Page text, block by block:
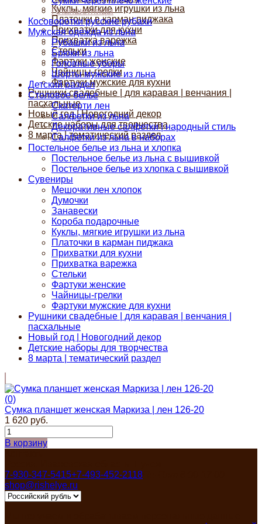
Куклы, мягкие игрушки из льна
Платочки в карман пиджака
Прихватки для кухни
Прихватка варежка
Стельки
Фартуки женские
Чайницы-грелки
Фартуки мужские для кухни
Рушники свадебные | для каравая | венчания |
пасхальные
Новый год | Новогодний декор
Детские наборы для творчества
8 марта | тематический раздел
Планшетницы
Косоворотки русские рубахи
Мужская одежда из льна
Рубашки из льна
Брюки из льна
Головные уборы
Шорты мужские из льна
Детский раздел
Столовое белье
Скатерти лен
Салфетки из льна
Декоративные салфетки | народный стиль
Салфетки из льна в наборах
Постельное белье из льна и хлопка
Постельное белье из льна с вышивкой
Постельное белье из хлопка с вышивкой
Сувениры
Мешочки лен хлопок
Думочки
Занавески
Короба подарочные
Куклы, мягкие игрушки из льна
Платочки в карман пиджака
Прихватки для кухни
Прихватка варежка
Стельки
Фартуки женские
Чайницы-грелки
Фартуки мужские для кухни
Рушники свадебные | для каравая | венчания |
пасхальные
Новый год | Новогодний декор
Детские наборы для творчества
8 марта | тематический раздел
(0)
Сумка планшет женская Маркиза | лен 126-20
1 620 руб.
В корзину
7-930-347-5415+7-493-452-2118
shop@rishelye.ru